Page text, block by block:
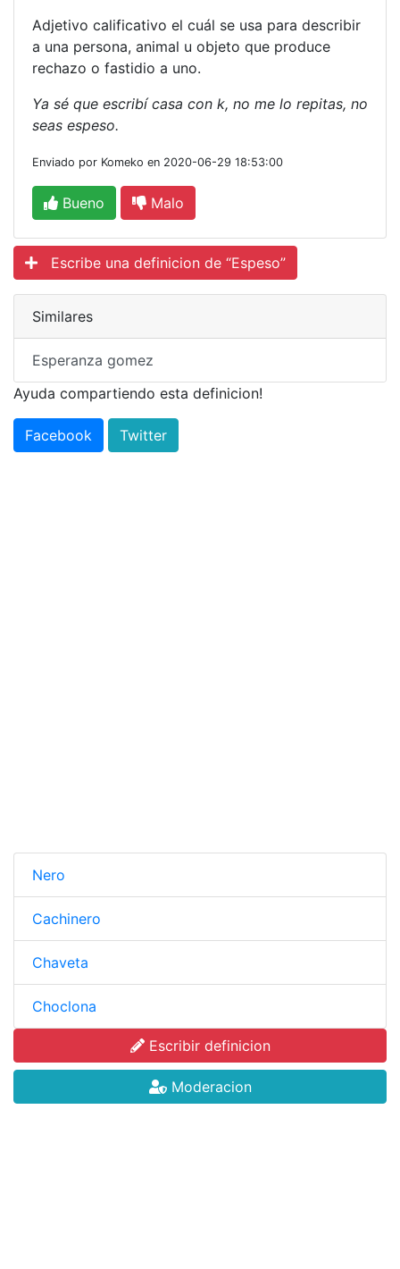
Adjetivo calificativo el cuál se usa para describir
a una persona, animal u objeto que produce
rechazo o fastidio a uno.
Ya sé que escribí casa con k, no me lo repitas, no
seas espeso.
Enviado por Komeko en 2020-06-29 18:53:00
Bueno Malo
Escribe una definicion de “Espeso”
Similares
Esperanza gomez
Ayuda compartiendo esta definicion!
Facebook Twitter
Nero
Cachinero
Chaveta
Choclona
Escribir definicion
Moderacion